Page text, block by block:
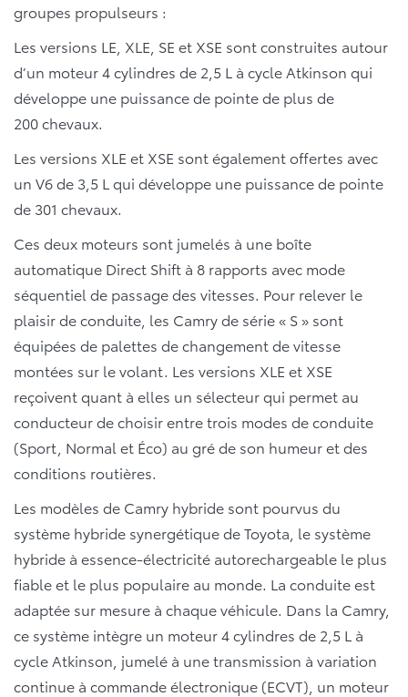
groupes propulseurs :
Les versions LE, XLE, SE et XSE sont construites autour
d’un moteur 4 cylindres de 2,5 L à cycle Atkinson qui
développe une puissance de pointe de plus de
200 chevaux.
Les versions XLE et XSE sont également offertes avec
un V6 de 3,5 L qui développe une puissance de pointe
de 301 chevaux.
Ces deux moteurs sont jumelés à une boîte
automatique Direct Shift à 8 rapports avec mode
séquentiel de passage des vitesses. Pour relever le
plaisir de conduite, les Camry de série « S » sont
équipées de palettes de changement de vitesse
montées sur le volant. Les versions XLE et XSE
reçoivent quant à elles un sélecteur qui permet au
conducteur de choisir entre trois modes de conduite
(Sport, Normal et Éco) au gré de son humeur et des
conditions routières.
Les modèles de Camry hybride sont pourvus du
système hybride synergétique de Toyota, le système
hybride à essence-électricité autorechargeable le plus
fiable et le plus populaire au monde. La conduite est
adaptée sur mesure à chaque véhicule. Dans la Camry,
ce système intègre un moteur 4 cylindres de 2,5 L à
cycle Atkinson, jumelé à une transmission à variation
continue à commande électronique (ECVT), un moteur